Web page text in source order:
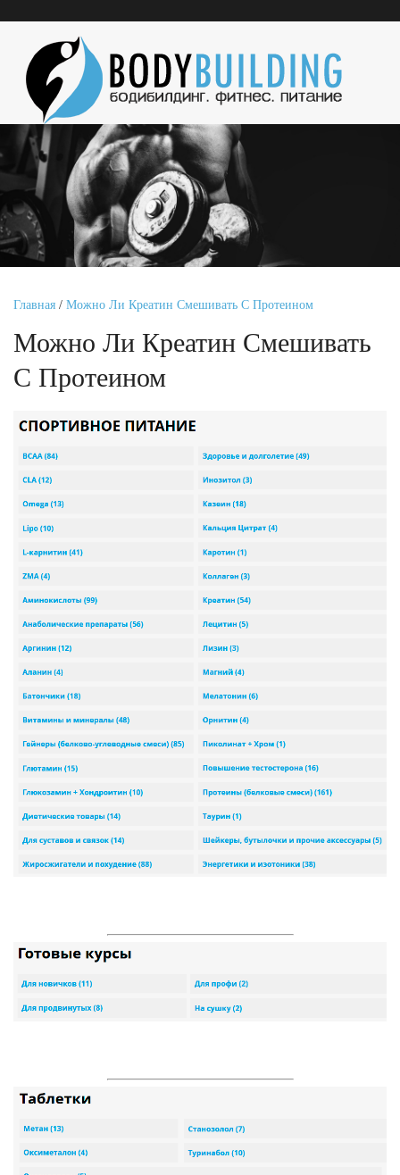
Главная / Можно Ли Креатин Смешивать С Протеином
Можно Ли Креатин Смешивать
С Протеином